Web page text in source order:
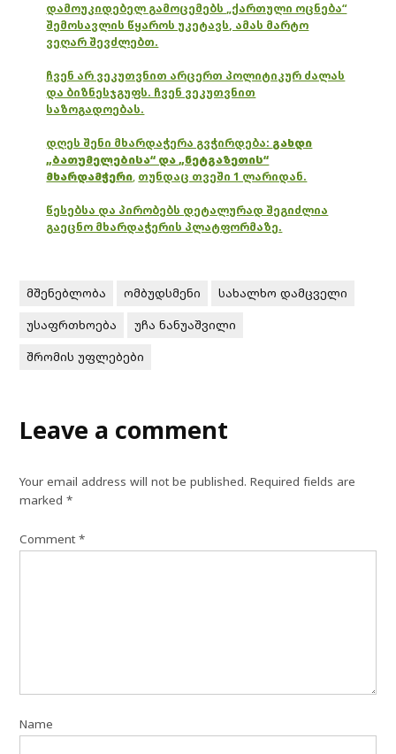
დამოუკიდებელ გამოცემებს „ქართული ოცნება“
შემოსავლის წყაროს უკეტავს, ამას მარტო
ვეღარ შევძლებთ.
ჩვენ არ ვეკუთვნით არცერთ პოლიტიკურ ძალას
და ბიზნესჯგუფს. ჩვენ ვეკუთვნით
საზოგადოებას.
დღეს შენი მხარდაჭერა გვჭირდება: გახდი
„ბათუმელებისა“ და „ნეტგაზეთის“
მხარდამჭერი, თუნდაც თვეში 1 ლარიდან.
წესებსა და პირობებს დეტალურად შეგიძლია
გაეცნო მხარდაჭერის პლატფორმაზე.
მშენებლობა ომბუდსმენი
სახალხო დამცველი
უსაფრთხოება
უჩა ნანუაშვილი
შრომის უფლებები
Leave a comment
Your email address will not be published. Required fields are
marked*
Comment*
Name